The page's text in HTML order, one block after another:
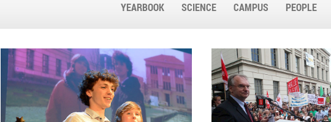
YEARBOOK SCIENCE CAMPUS PEOPLE